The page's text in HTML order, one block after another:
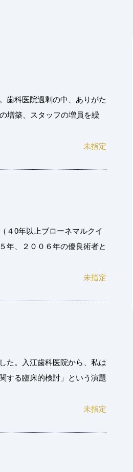
歯科医院過剰の中、ありがた
増築、スタッフの増員を繰
未指定
４0年以上ブローネマルクイ
年、２００６年の優良術者と
未指定
た。入江歯科医院から、私は
する臨床的検討」という演題
未指定